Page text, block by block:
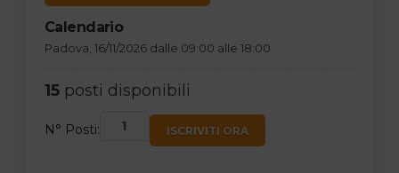
Calendario
Padova, 16/11/2026 dalle 09:00 alle 18:00
15posti disponibili
N° Posti: ISCRIVITI ORA